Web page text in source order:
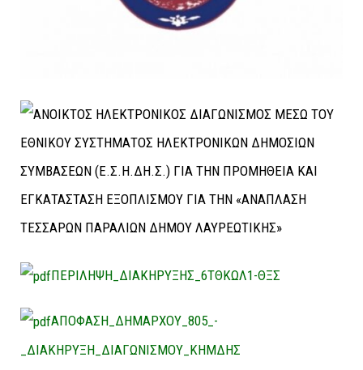
ΠΕΡΙΛΗΨΗ_ΔΙΑΚΗΡΥΞΗΣ_6ΤΘΚΩΛ1-ΘΞΣ
ΑΠΟΦΑΣΗ_ΔΗΜΑΡΧΟΥ_805_-
_ΔΙΑΚΗΡΥΞΗ_ΔΙΑΓΩΝΙΣΜΟΥ_ΚΗΜΔΗΣ